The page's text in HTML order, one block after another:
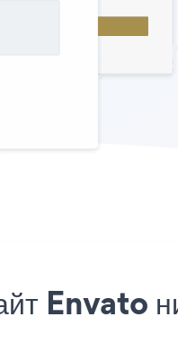
Envato